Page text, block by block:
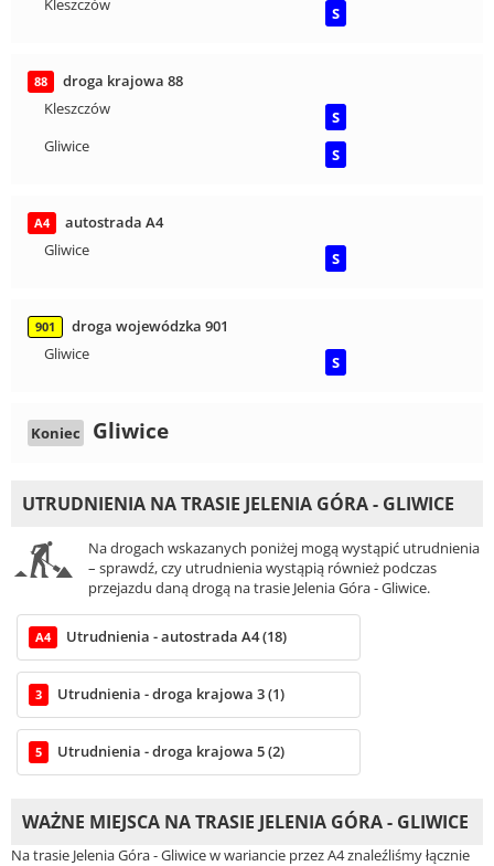
S
88
droga krajowa 88
Kleszczów
S
Gliwice
S
A4
autostrada A4
Gliwice
S
901
droga wojewódzka 901
Gliwice
S
Koniec Gliwice
UTRUDNIENIA NA TRASIE JELENIA GÓRA - GLIWICE
Na drogach wskazanych poniżej mogą wystąpić utrudnienia
– sprawdź, czy utrudnienia wystąpią również podczas
przejazdu daną drogą na trasie Jelenia Góra - Gliwice.
A4 Utrudnienia - autostrada A4 (18)
3 Utrudnienia - droga krajowa 3 (1)
5 Utrudnienia - droga krajowa 5 (2)
WAŻNE MIEJSCA NA TRASIE JELENIA GÓRA - GLIWICE
Na trasie Jelenia Góra - Gliwice w wariancie przez A4 znaleźliśmy łącznie